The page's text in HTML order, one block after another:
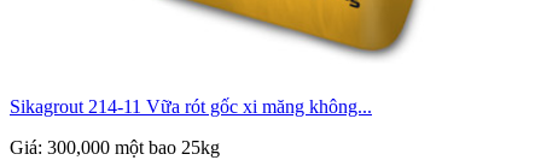
Sikagrout 214-11 Vữa rót gốc xi măng không...
Giá: 300,000 một bao 25kg